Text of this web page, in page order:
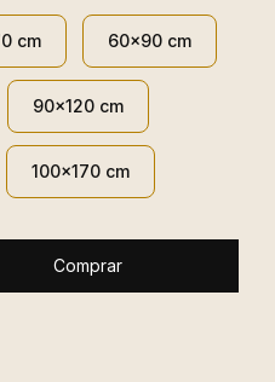
cm 60x90 cm
90x120 cm
100x170 cm